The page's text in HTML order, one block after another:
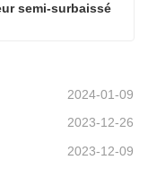
semi-surbaissé
2024-01-09
2023-12-26
2023-12-09